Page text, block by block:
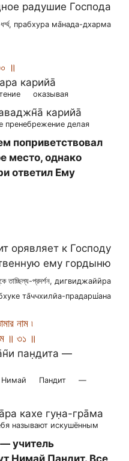
радушие Господа
ধর্ম্ম, прабхура ма̄нада-дхарма
॥
карийа̄
оказывая
карийа̄
пренебрежение делая
поприветствовал
место, однако
ответил Ему
орявляет к Господу
ему гордыню
তাচ্ছিল্য-প্রদর্শন, дигвиджайӣра
та̄ччхилйа-прадарш́ана
নাম ৷
॥ ৩১ ॥
пан̣д̣ита —
Нимай Пандит
—
кахе гун̣а-гра̄ма
называют искушённым
учитель
Нимай Пандит. Все